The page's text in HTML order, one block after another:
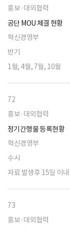
홍보·대외협력
공단 MOU 체결 현황
혁신경영부
반기
1월, 4월, 7월, 10월
72
홍보·대외협력
정기간행물 등록현황
혁신경영부
수시
자료 발생후 15일 이내
73
홍보·대외협력